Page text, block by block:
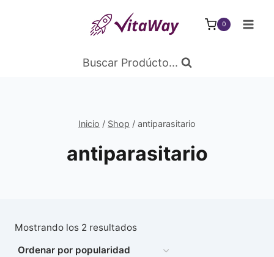
0
Buscar Prodúcto...
Inicio / Shop / antiparasitario
antiparasitario
Mostrando los 2 resultadosOrdenado